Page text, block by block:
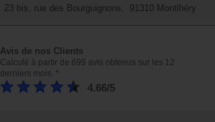
23 bis, rue des Bourguignons, 91310 Montlhéry
Avis de nos Clients
Calculé à partir de 699 avis obtenus sur les 12
derniers mois. *
4.66/5